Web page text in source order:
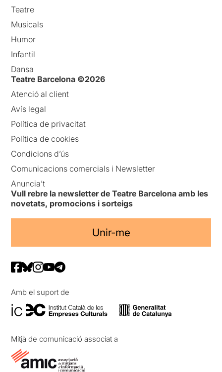
Teatre
Musicals
Humor
Infantil
Dansa
Teatre Barcelona ©2026
Atenció al client
Avís legal
Política de privacitat
Política de cookies
Condicions d’ús
Comunicacions comercials i Newsletter
Anuncia’t
Vull rebre la newsletter de Teatre Barcelona amb les
novetats, promocions i sorteigs
Unir-me
Amb el suport de
Mitjà de comunicació associat a